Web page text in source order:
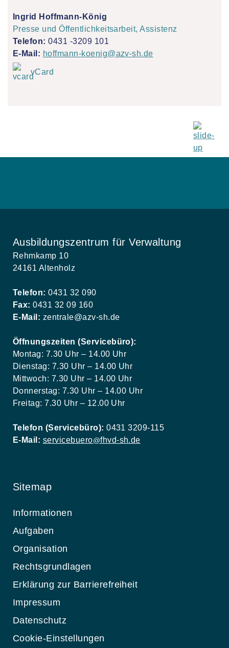
Ingrid Hoffmann-König
Presse und Öffentlichkeitsarbeit, Assistenz
Telefon: 0431 -3209 101
E-Mail: hoffmann-koenig@azv-sh.de
vCard
Ausbildungszentrum für Verwaltung
Rehmkamp 10
24161 Altenholz
Telefon: 0431 32 090
Fax: 0431 32 09 160
E-Mail: zentrale@azv-sh.de
Öffnungszeiten (Servicebüro):
Montag: 7.30 Uhr – 14.00 Uhr
Dienstag: 7.30 Uhr – 14.00 Uhr
Mittwoch: 7.30 Uhr – 14.00 Uhr
Donnerstag: 7.30 Uhr – 14.00 Uhr
Freitag: 7.30 Uhr – 12.00 Uhr
Telefon (Servicebüro): 0431 3209-115
E-Mail: servicebuero@fhvd-sh.de
Sitemap
Informationen
Aufgaben
Organisation
Rechtsgrundlagen
Erklärung zur Barrierefreiheit
Impressum
Datenschutz
Cookie-Einstellungen